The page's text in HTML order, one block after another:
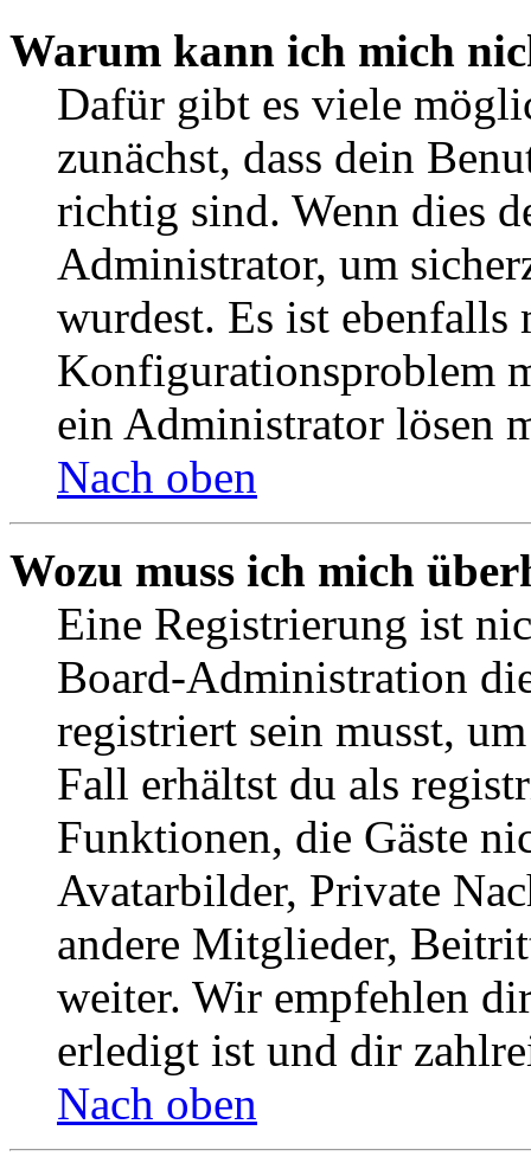
Warum kann ich mich
Dafür gibt es viele
zunächst, dass dein
richtig sind. Wenn dies
Administrator, um
wurdest. Es ist ebenfalls
Konfigurationsproblem
ein Administrator lösen
Nach oben
Wozu muss ich mich
Eine Registrierung ist
Board-Administration
registriert sein musst,
Fall erhältst du als
Funktionen, die Gäste
Avatarbilder, Private
andere Mitglieder,
weiter. Wir empfehlen
erledigt ist und dir
Nach oben